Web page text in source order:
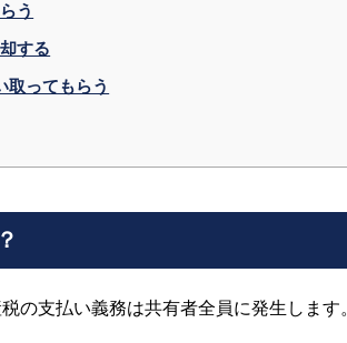
う
する
取ってもらう
の支払い義務は共有者全員に発生します